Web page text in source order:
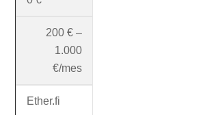
200 € –
1.000
€/mes
Ether.fi